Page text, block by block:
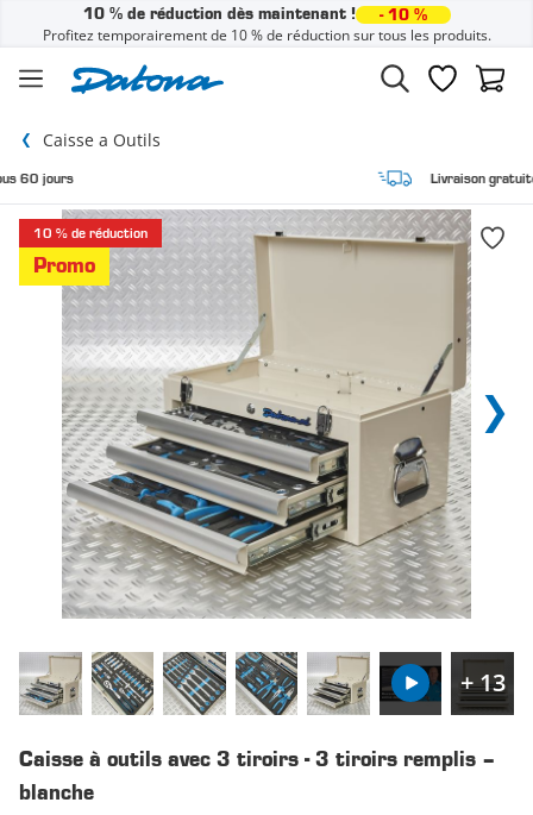
10 % de réduction dès maintenant ! - 10 %
Profitez temporairement de 10 % de réduction sur tous les produits.
Liste dePanier
Caisse a Outils
Livraison gratuite à domicile
10 % de réduction
Promo
+ 13
Caisse à outils avec 3 tiroirs - 3 tiroirs remplis –
blanche